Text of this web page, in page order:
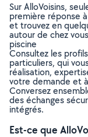
Sur AlloVoisins,
première réponse
et trouvez en
autour de chez
piscine
Consultez les
particuliers, qui
réalisation,
votre demande et
Conversez
des échanges
intégrés.
Est-ce que